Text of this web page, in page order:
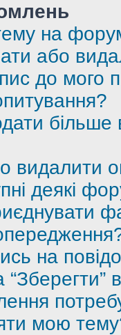
на
або
до мого
більше
видалити
деякі
на
мою